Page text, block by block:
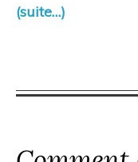
(suite…)